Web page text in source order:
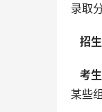
录取
招
考
某些